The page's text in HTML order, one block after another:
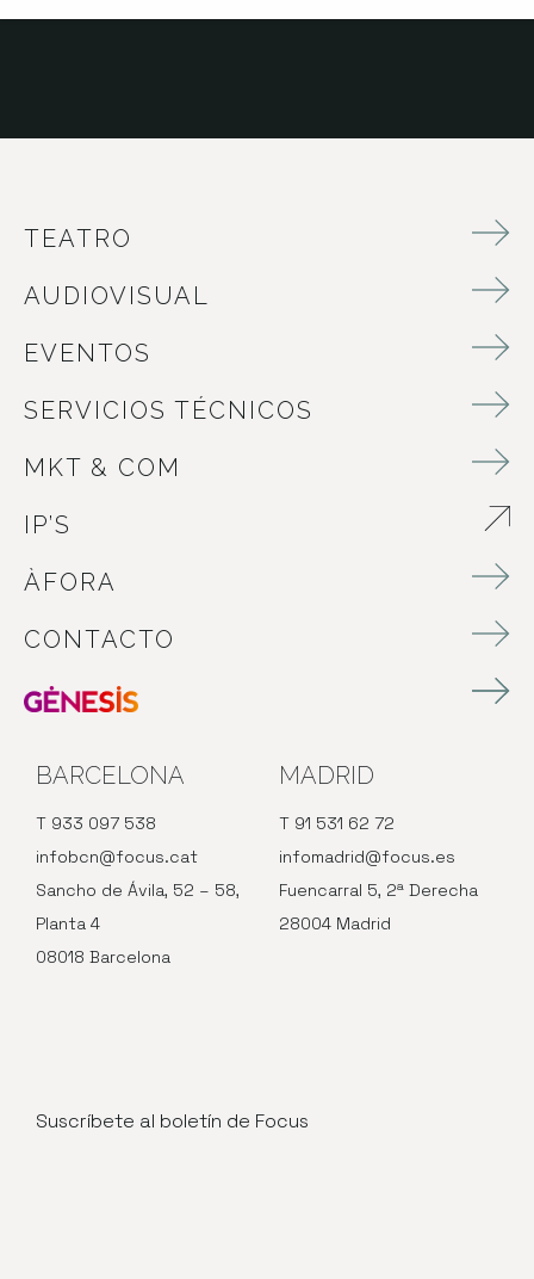
TEATRO
AUDIOVISUAL
EVENTOS
SERVICIOS TÉCNICOS
MKT & COM
IP’S
ÀFORA
CONTACTO
BARCELONA
T 933 097 538
infobcn@focus.cat
Sancho de Ávila, 52 – 58,
Planta 4
08018 Barcelona
MADRID
T 91 531 62 72
infomadrid@focus.es
Fuencarral 5, 2ª Derecha
28004 Madrid
Suscríbete al boletín de Focus